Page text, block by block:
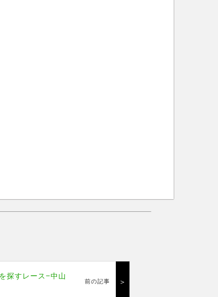
探すレース−中山
前の記事 ＞